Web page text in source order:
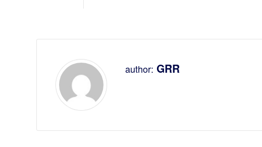
author: GRR